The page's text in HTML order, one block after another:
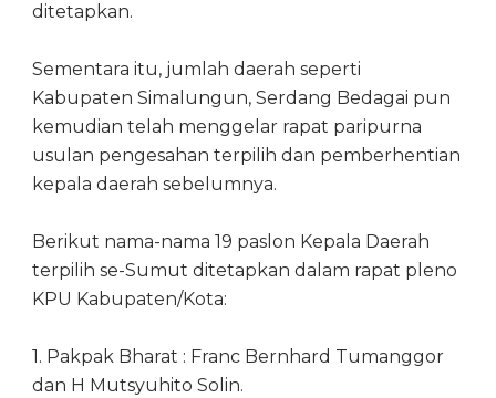
ditetapkan.
Sementara itu, jumlah daerah seperti
Kabupaten Simalungun, Serdang Bedagai pun
kemudian telah menggelar rapat paripurna
usulan pengesahan terpilih dan pemberhentian
kepala daerah sebelumnya.
Berikut nama-nama 19 paslon Kepala Daerah
terpilih se-Sumut ditetapkan dalam rapat pleno
KPU Kabupaten/Kota:
1. Pakpak Bharat : Franc Bernhard Tumanggor
dan H Mutsyuhito Solin.